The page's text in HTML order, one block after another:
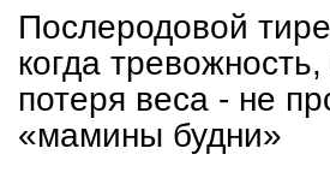
Послеродовой
когда
потеря веса - не
«мамины будни»